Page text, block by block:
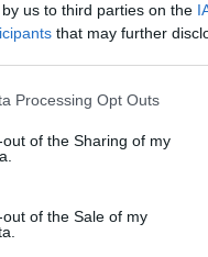
us to third parties on the
that may further
website/app uses one or
visit or usage behaviour. You
to Google and its third-
specified purposes in
Processing Opt Outs
of the Sharing of my
of the Sale of my
Sassari-Olbia, incidente